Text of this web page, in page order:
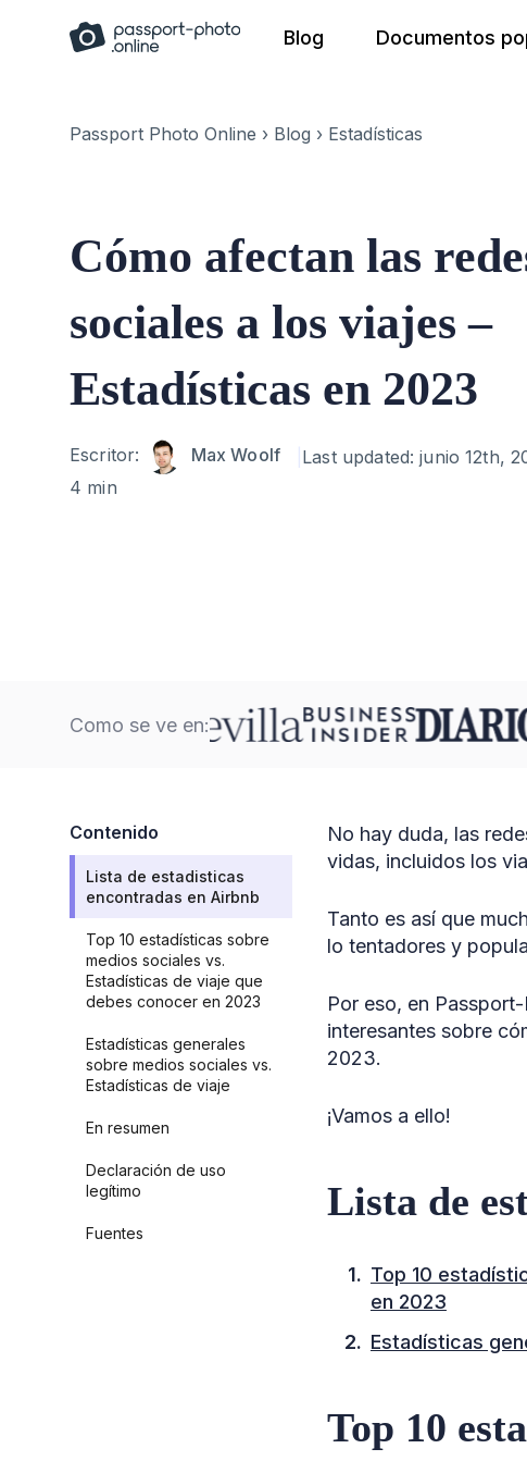
Blog Documentos
Passport Photo Online › Blog › Estadísticas
Cómo afectan las
sociales a los viajes –
Estadísticas en 2023
Author
Escritor: Max Woolf Last updated:junio 12th,
4 min
Como se ve en:
Contenido
Lista de estadisticas
encontradas en Airbnb
Top 10 estadísticas sobre
medios sociales vs.
Estadísticas de viaje que
debes conocer en 2023
Estadísticas generales
sobre medios sociales vs.
Estadísticas de viaje
En resumen
Declaración de uso
legítimo
Fuentes
No hay duda, las
vidas, incluidos los
Tanto es así que
lo tentadores y
Por eso, en
interesantes sobre
2023.
¡Vamos a ello!
Lista de
Top 10
en 2023
Estadísticas
Top 10